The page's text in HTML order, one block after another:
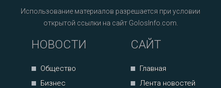
Использование материалов разрешается при условии
открытой ссылки на сайт GolosInfo.com.
НОВОСТИ
Общество
Бизнес
САЙТ
Главная
Лента новостей